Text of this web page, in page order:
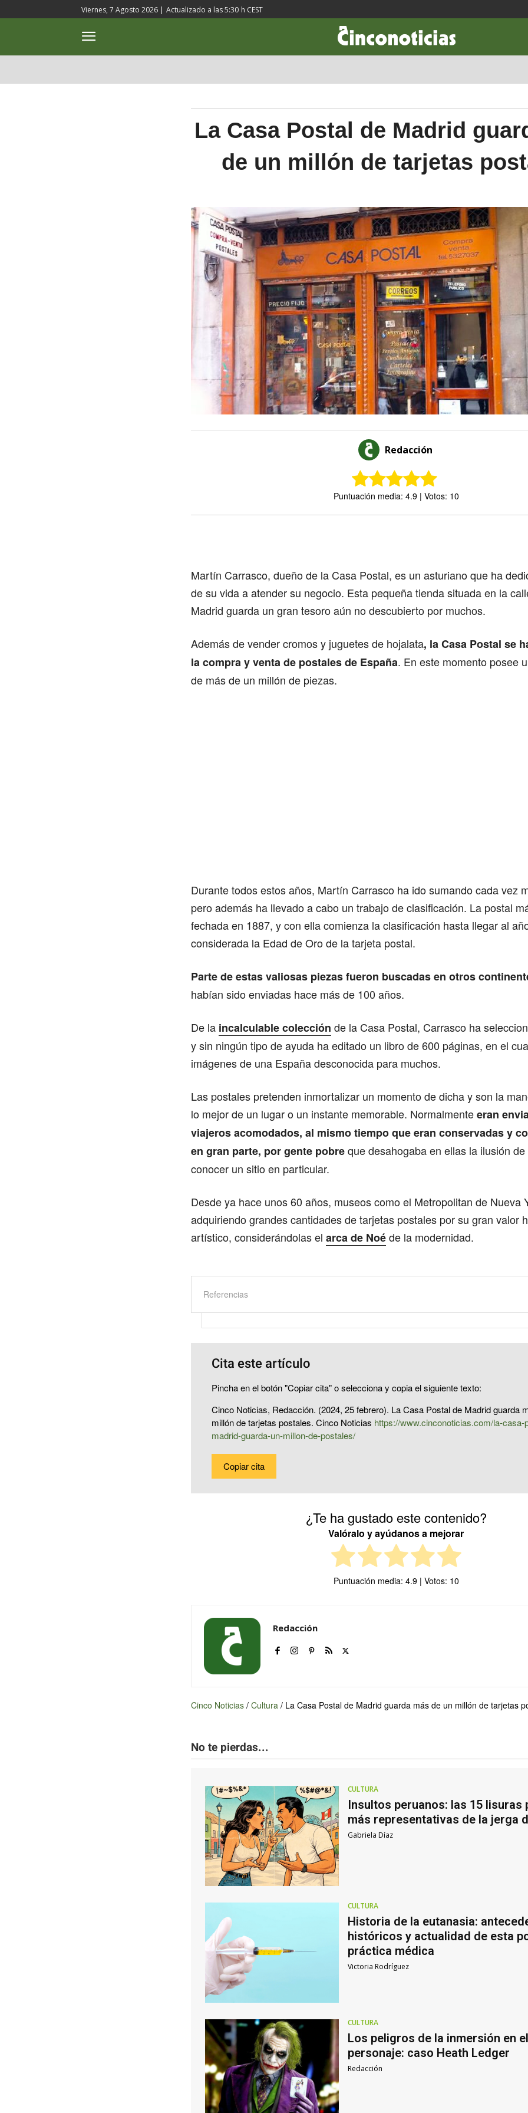
Viernes, 7 Agosto 2026 | Actualizado a las5:30 h CEST
La Casa Postal de Madrid
de un millón de tarjetas
Redacción
Puntuación media: 4.9 | Votos: 10
Martín Carrasco, dueño de la Casa Postal, es un asturiano que ha
de su vida a atender su negocio. Esta pequeña tienda situada en la
Madrid guarda un gran tesoro aún no descubierto por muchos.
Además de vender cromos y juguetes de hojalata, la Casa Postal se
la compra y venta de postales de España. En este momento posee
de más de un millón de piezas.
Durante todos estos años, Martín Carrasco ha ido sumando cada vez
pero además ha llevado a cabo un trabajo de clasificación. La postal
fechada en 1887, y con ella comienza la clasificación hasta llegar al
considerada la Edad de Oro de la tarjeta postal.
Parte de estas valiosas piezas fueron buscadas en otros
habían sido enviadas hace más de 100 años.
De la incalculable colección de la Casa Postal, Carrasco ha
y sin ningún tipo de ayuda ha editado un libro de 600 páginas, en el
imágenes de una España desconocida para muchos.
Las postales pretenden inmortalizar un momento de dicha y son la
lo mejor de un lugar o un instante memorable. Normalmenteeran
viajeros acomodados, al mismo tiempo que eran conservadas y
en gran parte, por gente pobreque desahogaba en ellas la ilusión
conocer un sitio en particular.
Desde ya hace unos 60 años, museos como el Metropolitan de Nueva
adquiriendo grandes cantidades de tarjetas postales por su gran valor
artístico, considerándolas el arca de Noéde la modernidad.
Referencias
Cita este artículo
Pincha en el botón "Copiar cita" o selecciona y copia el siguiente texto:
Cinco Noticias, Redacción. (2024, 25 febrero). La Casa Postal de Madrid guarda
millón de tarjetas postales. Cinco Noticias https://www.cinconoticias.com/la-casa-
madrid-guarda-un-millon-de-postales/
Copiar cita
¿Te ha gustado este contenido?
Valóralo y ayúdanos a mejorar
Puntuación media: 4.9| Votos: 10
Redacción
Cinco Noticias / Cultura / La Casa Postal de Madrid guarda más de un millón de tarjetas
No te pierdas...
CULTURA
Insultos peruanos: las 15 lisuras
más representativas de la jerga
Gabriela Díaz
CULTURA
Historia de la eutanasia:
históricos y actualidad de esta
práctica médica
Victoria Rodríguez
CULTURA
Los peligros de la inmersión en el
personaje: caso Heath Ledger
Redacción